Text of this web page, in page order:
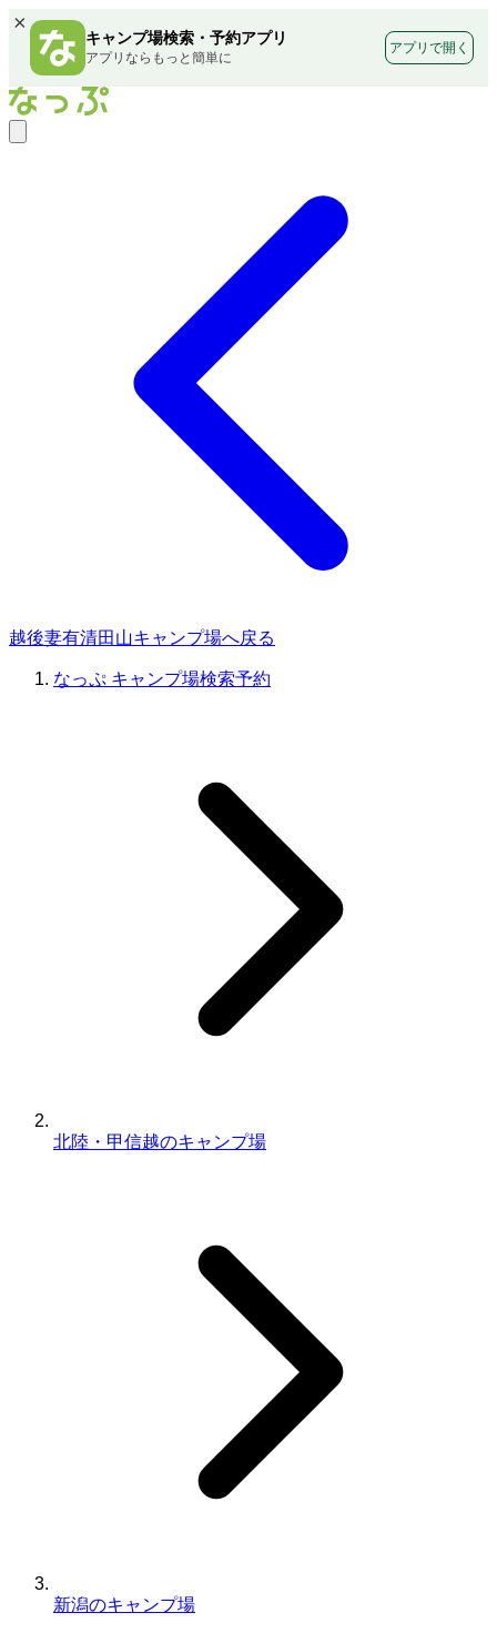
×
キャンプ場検索・予約アプリ
アプリならもっと簡単に
アプリで開く
越後妻有清田山キャンプ場へ戻る
なっぷ キャンプ場検索予約
北陸・甲信越のキャンプ場
新潟のキャンプ場